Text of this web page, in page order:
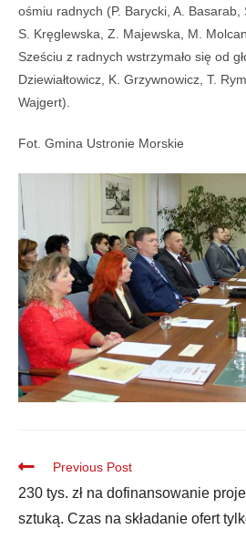
ośmiu radnych (P. Barycki, A. Basarab,
S. Kręglewska, Z. Majewska, M.
Sześciu z radnych wstrzymało się od
Dziewiałtowicz, K. Grzywnowicz, T.
Wajgert).
Fot. Gmina Ustronie Morskie
Previous Post
230 tys. zł na dofinansowanie
sztuką. Czas na składanie ofert